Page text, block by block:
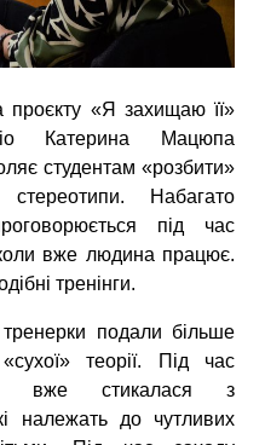
проєкту «Я захищаю її»
Катерина Мацюпа
студентам «розбити»
Набагато
під час
вже людина працює.
тренінги.
подали більше
теорії. Під час
вже стикалася з
належать до чутливих